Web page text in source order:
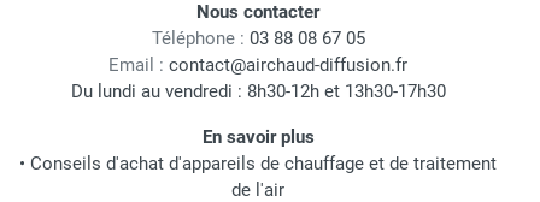
Nous contacter
Téléphone : 03 88 08 67 05
Email : contact@airchaud-diffusion.fr
Du lundi au vendredi : 8h30-12h et 13h30-17h30
En savoir plus
• Conseils d'achat d'appareils de chauffage et de traitement
de l'air